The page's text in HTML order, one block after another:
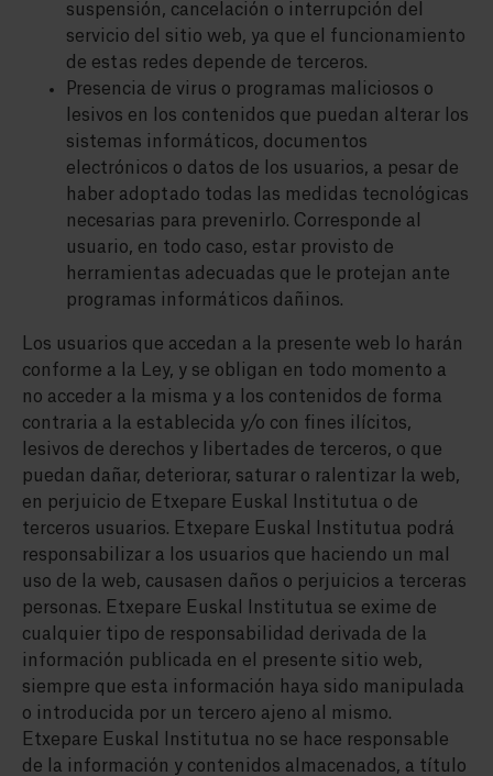
suspensión, cancelación o interrupción del
servicio del sitio web, ya que el funcionamiento
de estas redes depende de terceros.
Presencia de virus o programas maliciosos o
lesivos en los contenidos que puedan alterar los
sistemas informáticos, documentos
electrónicos o datos de los usuarios, a pesar de
haber adoptado todas las medidas tecnológicas
necesarias para prevenirlo. Corresponde al
usuario, en todo caso, estar provisto de
herramientas adecuadas que le protejan ante
programas informáticos dañinos.
Los usuarios que accedan a la presente web lo harán
conforme a la Ley, y se obligan en todo momento a
no acceder a la misma y a los contenidos de forma
contraria a la establecida y/o con fines ilícitos,
lesivos de derechos y libertades de terceros, o que
puedan dañar, deteriorar, saturar o ralentizar la web,
en perjuicio de Etxepare Euskal Institutua o de
terceros usuarios. Etxepare Euskal Institutua podrá
responsabilizar a los usuarios que haciendo un mal
uso de la web, causasen daños o perjuicios a terceras
personas. Etxepare Euskal Institutua se exime de
cualquier tipo de responsabilidad derivada de la
información publicada en el presente sitio web,
siempre que esta información haya sido manipulada
o introducida por un tercero ajeno al mismo.
Etxepare Euskal Institutua no se hace responsable
de la información y contenidos almacenados, a título